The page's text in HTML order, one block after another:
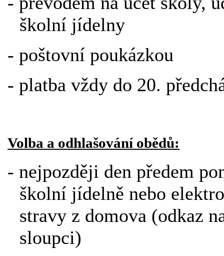
školní jídelny
- poštovní poukázkou
- platba vždy do 20.
Volba a odhlašování obědů:
- nejpozději den předem
školní jídelně nebo
stravy z domova (odkaz
sloupci)